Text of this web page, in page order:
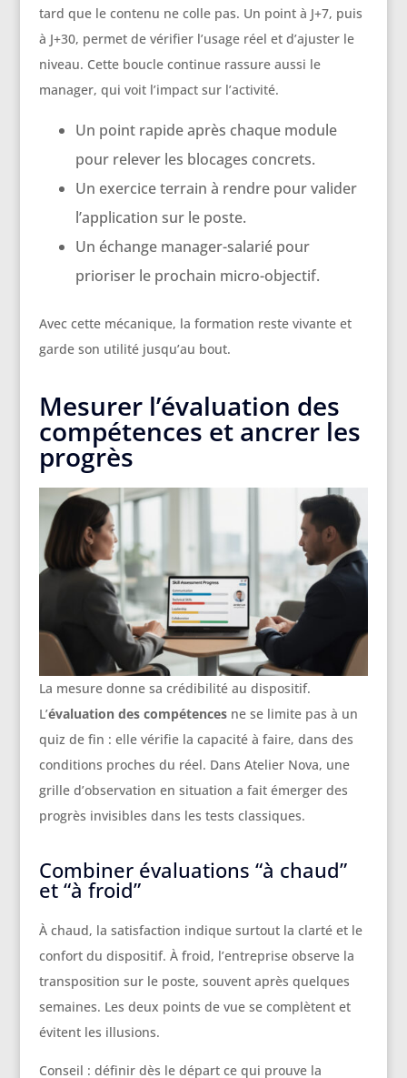
tard que le contenu ne colle pas. Un point à J+7, puis
à J+30, permet de vérifier l’usage réel et d’ajuster le
niveau. Cette boucle continue rassure aussi le
manager, qui voit l’impact sur l’activité.
Un point rapide après chaque module
pour relever les blocages concrets.
Un exercice terrain à rendre pour valider
l’application sur le poste.
Un échange manager-salarié pour
prioriser le prochain micro-objectif.
Avec cette mécanique, la formation reste vivante et
garde son utilité jusqu’au bout.
Mesurer l’évaluation des
compétences et ancrer les
progrès
La mesure donne sa crédibilité au dispositif.
L’évaluation des compétencesne se limite pas à un
quiz de fin : elle vérifie la capacité à faire, dans des
conditions proches du réel. Dans Atelier Nova, une
grille d’observation en situation a fait émerger des
progrès invisibles dans les tests classiques.
Combiner évaluations “à chaud”
et “à froid”
À chaud, la satisfaction indique surtout la clarté et le
confort du dispositif. À froid, l’entreprise observe la
transposition sur le poste, souvent après quelques
semaines. Les deux points de vue se complètent et
évitent les illusions.
Conseil : définir dès le départ ce qui prouve la